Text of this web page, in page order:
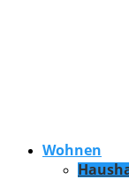
Wohnen